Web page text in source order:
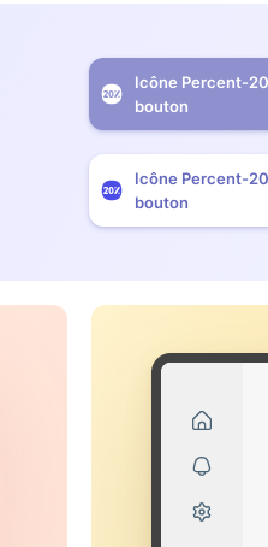
Icône Percent-
bouton
Icône Percent-
bouton